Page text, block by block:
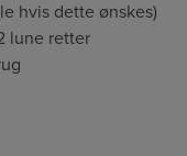
hvis dette ønskes)
lune retter